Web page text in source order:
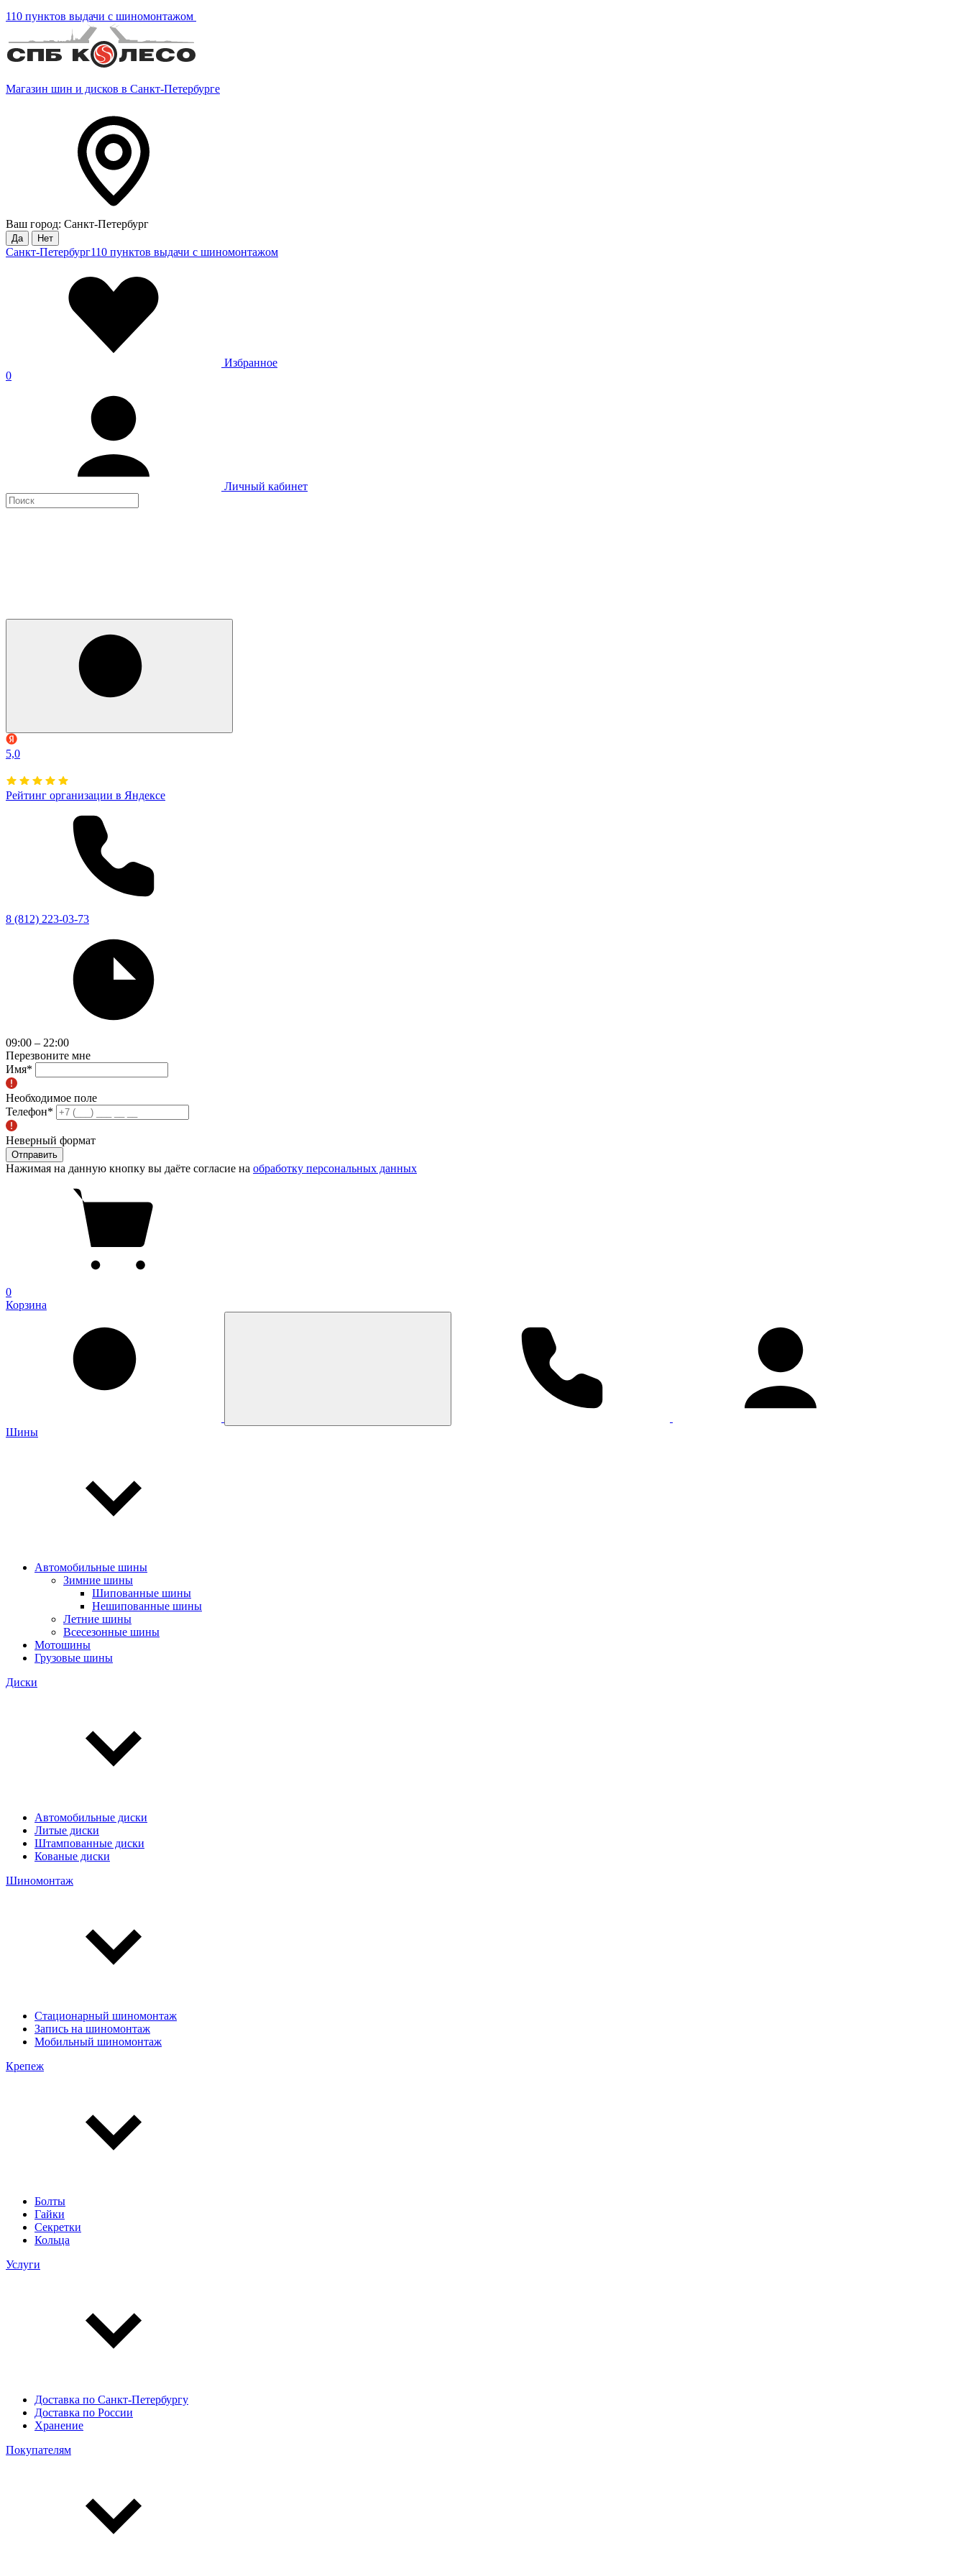
110 пунктов выдачи с шиномонтажом
Магазин шин и дисков в Санкт-Петербурге
Ваш город: Санкт-Петербург
Да Нет
Санкт-Петербург110 пунктов выдачи с шиномонтажом
Избранное
0
Личный кабинет
5,0
Рейтинг организации в Яндексе
8 (812) 223-03-73
09:00 – 22:00
Перезвоните мне
Имя*
Необходимое поле
Телефон*
Неверный формат
Отправить
Нажимая на данную кнопку вы даёте согласие на обработку персональных данных
0
Корзина
Шины
Автомобильные шины
Зимние шины
Шипованные шины
Нешипованные шины
Летние шины
Всесезонные шины
Мотошины
Грузовые шины
Диски
Автомобильные диски
Литые диски
Штампованные диски
Кованые диски
Шиномонтаж
Стационарный шиномонтаж
Запись на шиномонтаж
Мобильный шиномонтаж
Крепеж
Болты
Гайки
Секретки
Кольца
Услуги
Доставка по Санкт-Петербургу
Доставка по России
Хранение
Покупателям